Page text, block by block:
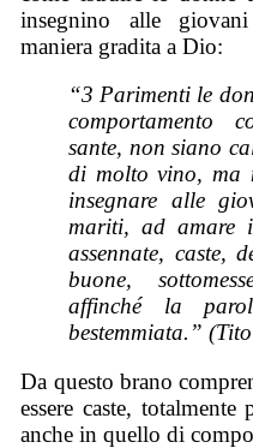
insegnino alle
maniera gradita a Dio:
“3 Parimenti le
comportamento
sante, non siano
di molto vino, ma
insegnare alle
mariti, ad amare
assennate, caste,
buone,
affinché la
bestemmiata.”
Da questo brano
essere caste,
anche in quello di